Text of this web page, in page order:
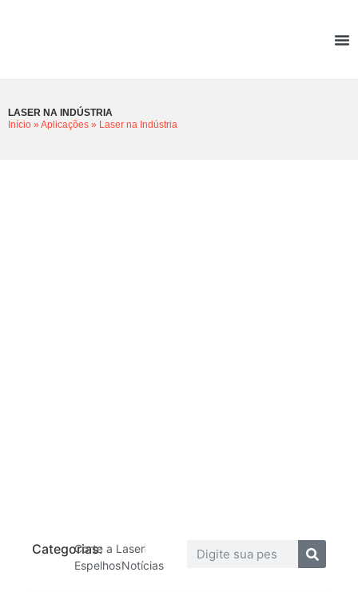
LASER NA INDÚSTRIA
Início » Aplicações » Laser na Indústria
Categorias:Corte a Laser
EspelhosNotícias